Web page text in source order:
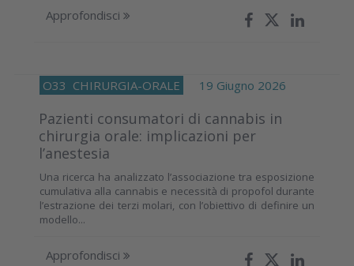
Approfondisci
O33 CHIRURGIA-ORALE 19 Giugno 2026
Pazienti consumatori di cannabis in
chirurgia orale: implicazioni per
l’anestesia
Una ricerca ha analizzato l’associazione tra esposizione
cumulativa alla cannabis e necessità di propofol durante
l’estrazione dei terzi molari, con l’obiettivo di definire un
modello...
Approfondisci